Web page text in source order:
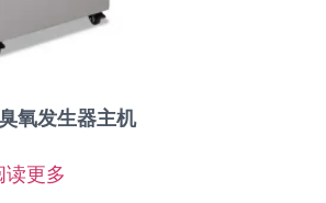
氧发生器主机
读更多